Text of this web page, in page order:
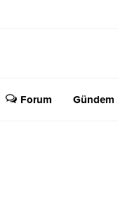
Forum Gündem